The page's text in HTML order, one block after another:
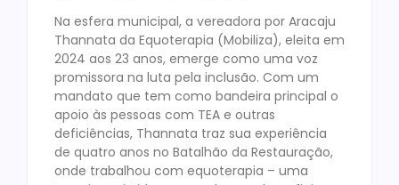
Na esfera municipal, a vereadora por Aracaju
Thannata da Equoterapia (Mobiliza), eleita em
2024 aos 23 anos, emerge como uma voz
promissora na luta pela inclusão. Com um
mandato que tem como bandeira principal o
apoio às pessoas com TEA e outras
deficiências, Thannata traz sua experiência
de quatro anos no Batalhão da Restauração,
onde trabalhou com equoterapia – uma